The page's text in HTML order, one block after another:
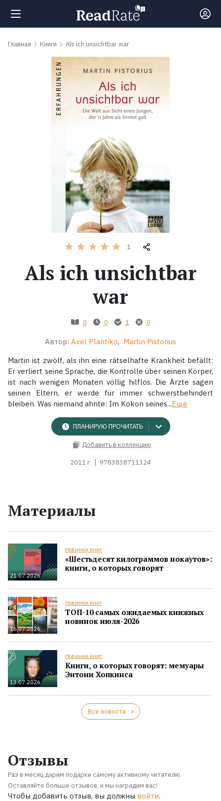
Поиск
обсуждаемые
Серии
Главная Книги Als ich unsichtbar war
1
Als ich unsichtbar
war
0 0 1 0
Автор: Axel Plantiko, Martin Pistorius
Martin ist zwölf, als ihn eine rätselhafte Krankheit befällt:
Er verliert seine Sprache, die Kontrolle über seinen Körper,
ist nach wenigen Monaten völlig hilflos. Die Ärzte sagen
seinen Eltern, er werde für immer schwerstbehindert
bleiben. Was niemand ahnte: Im Kokon seines...Ещё
ПЛАНИРУЮ ПРОЧИТАТЬ
Добавить в коллекцию
2011 г. 9783838711324
Материалы
21.07.2026
Новинки книг
«Шестьдесят килограммов нокаутов»:
книги, о которых говорят
16.07.2026
Новинки книг
ТОП-10 самых ожидаемых книжных
новинок июля-2026
13.07.2026
Новинки книг
Книги, о которых говорят: мемуары
Энтони Хопкинса
Все новости
Отзывы
Раз в месяц дарим подарки самому активному читателю.
Оставляйте больше отзывов, и мы наградим вас!
Чтобы добавить отзыв, вы должны войти.